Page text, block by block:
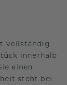
vollständig
innerhalb
einen
steht bei